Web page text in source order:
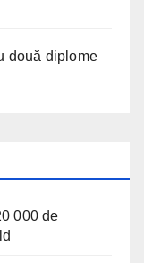
două diplome
000 de